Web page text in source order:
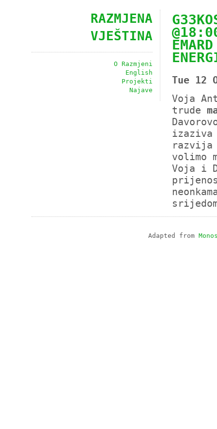
Tue 12
Voja
trude
izaziva
razvija
volimo
Voja i
RAZMJENA
VJEŠTINA
O Razmjeni
English
Projekti
Najave
Adapted from